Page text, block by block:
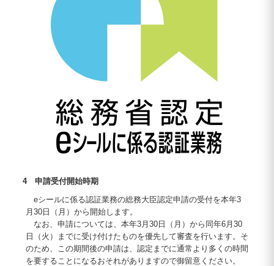
4 申請受付開始時期
eシールに係る認証業務の総務大臣認定申請の受付を本年3
月30日（月）から開始します。
なお、申請については、本年3月30日（月）から同年6月30
日（火）までに受け付けたものを優先して審査を行います。そ
のため、この期間後の申請は、認定までに通常より多くの時間
を要することになるおそれがありますので御留意ください。